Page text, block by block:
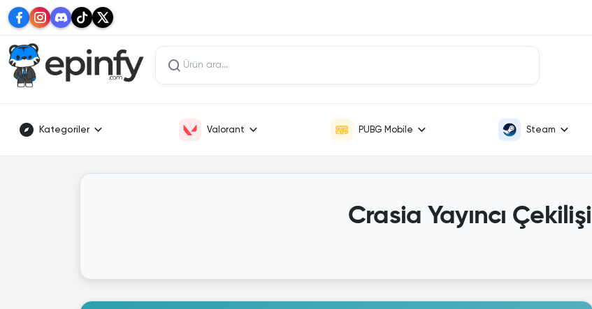
Kategoriler Valorant PUBG Mobile Steam
Crasia Yayıncı Çekilişi